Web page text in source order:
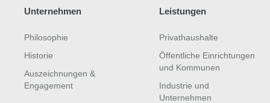
Unternehmen
Philosophie
Historie
Auszeichnungen &
Engagement
Leistungen
Privathaushalte
Öffentliche Einrichtungen
und Kommunen
Industrie und
Unternehmen